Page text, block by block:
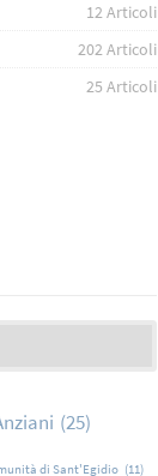
12Articoli
202Articoli
25 Articoli
(25)
di Sant'Egidio (11)